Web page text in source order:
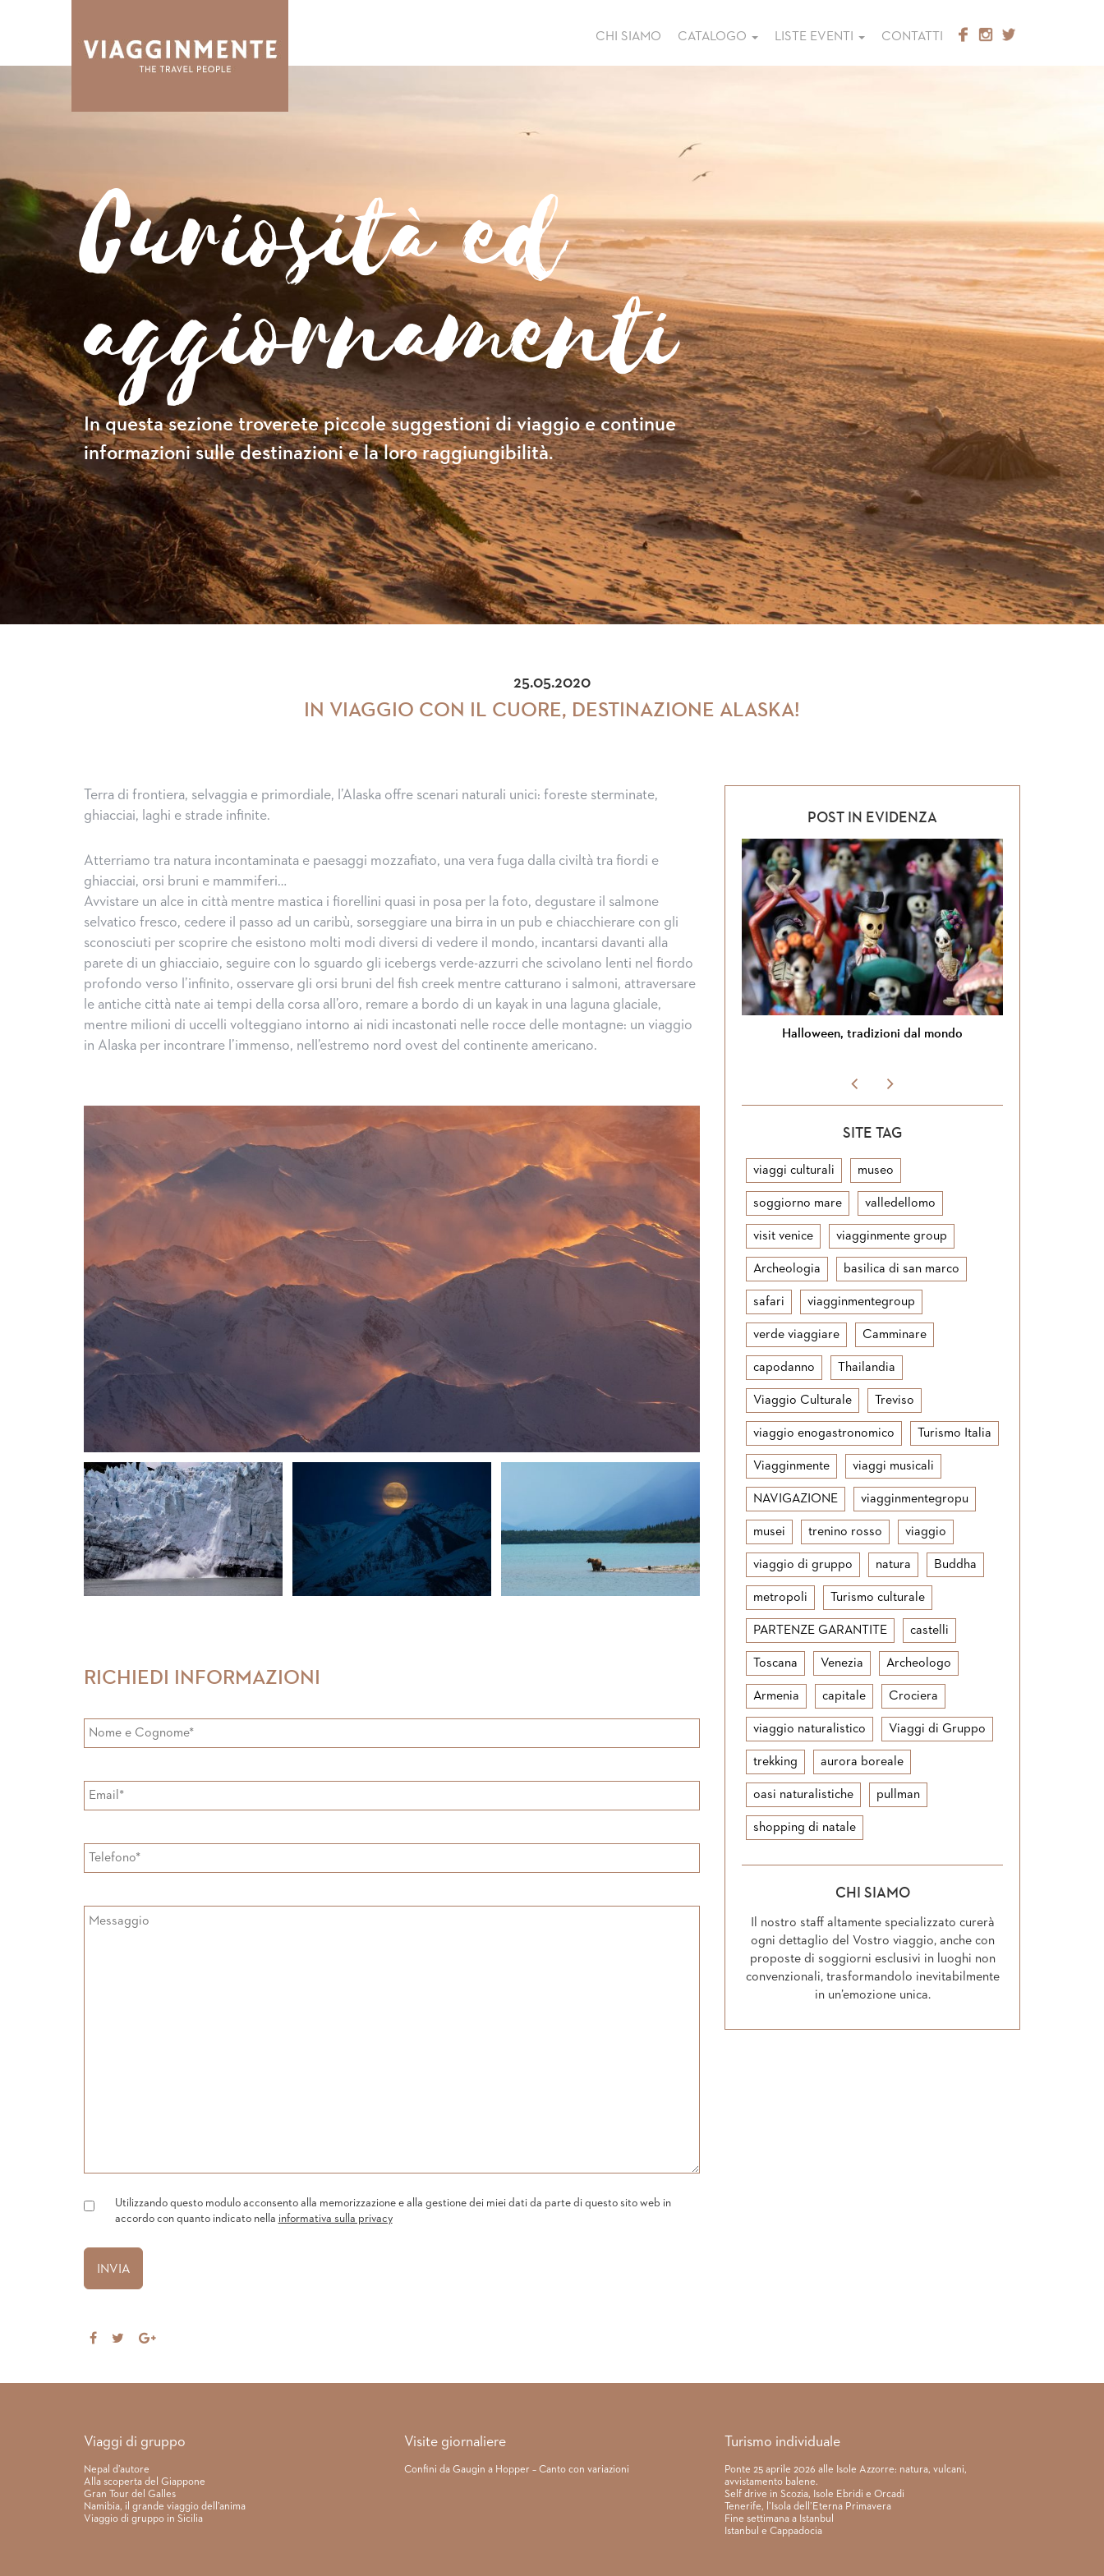
CHI SIAMO CATALOGO LISTE EVENTI CONTATTI
Curiosità ed
aggiornamenti
In questa sezione troverete piccole suggestioni di viaggio e continue
informazioni sulle destinazioni e la loro raggiungibilità.
25.05.2020
IN VIAGGIO CON IL CUORE, DESTINAZIONE ALASKA!
Terra di frontiera, selvaggia e primordiale, l’Alaska offre scenari naturali unici: foreste sterminate,
ghiacciai, laghi e strade infinite.
Atterriamo tra natura incontaminata e paesaggi mozzafiato, una vera fuga dalla civiltà tra fiordi e
ghiacciai, orsi bruni e mammiferi…
Avvistare un alce in città mentre mastica i fiorellini quasi in posa per la foto, degustare il salmone
selvatico fresco, cedere il passo ad un caribù, sorseggiare una birra in un pub e chiacchierare con gli
sconosciuti per scoprire che esistono molti modi diversi di vedere il mondo, incantarsi davanti alla
parete di un ghiacciaio, seguire con lo sguardo gli icebergs verde-azzurri che scivolano lenti nel fiordo
profondo verso l’infinito, osservare gli orsi bruni del fish creek mentre catturano i salmoni, attraversare
le antiche città nate ai tempi della corsa all’oro, remare a bordo di un kayak in una laguna glaciale,
mentre milioni di uccelli volteggiano intorno ai nidi incastonati nelle rocce delle montagne: un viaggio
in Alaska per incontrare l’immenso, nell’estremo nord ovest del continente americano.
RICHIEDI INFORMAZIONI
Utilizzando questo modulo acconsento alla memorizzazione e alla gestione dei miei dati da parte di questo sito web in
accordo con quanto indicato nella informativa sulla privacy
Share TweetShare
POST IN EVIDENZA
Halloween, tradizioni dal mondo
SITE TAG
viaggi culturali museo
soggiorno mare valledellomo
visit venice viagginmente group
Archeologia basilica di san marco
safari viagginmentegroup
verde viaggiare Camminare
capodanno Thailandia
Viaggio Culturale Treviso
viaggio enogastronomico Turismo Italia
Viagginmente viaggi musicali
NAVIGAZIONE viagginmentegropu
musei trenino rosso viaggio
viaggio di gruppo natura Buddha
metropoli Turismo culturale
PARTENZE GARANTITE castelli
Toscana Venezia Archeologo
Armenia capitale Crociera
viaggio naturalistico Viaggi di Gruppo
trekking aurora boreale
oasi naturalistiche pullman
shopping di natale
CHI SIAMO
Il nostro staff altamente specializzato curerà
ogni dettaglio del Vostro viaggio, anche con
proposte di soggiorni esclusivi in luoghi non
convenzionali, trasformandolo inevitabilmente
in un’emozione unica.
Viaggi di gruppo
Nepal d’autore
Alla scoperta del Giappone
Gran Tour del Galles
Namibia, il grande viaggio dell’anima
Viaggio di gruppo in Sicilia
Visite giornaliere
Confini da Gaugin a Hopper – Canto con variazioni
Turismo individuale
Ponte 25 aprile 2026 alle Isole Azzorre: natura, vulcani,
avvistamento balene.
Self drive in Scozia, Isole Ebridi e Orcadi
Tenerife, l’Isola dell’Eterna Primavera
Fine settimana a Istanbul
Istanbul e Cappadocia